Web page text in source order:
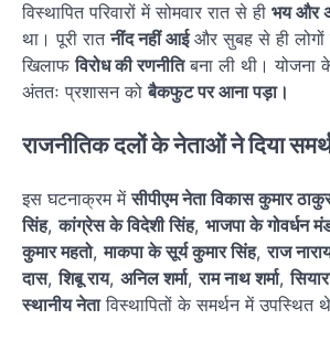
विस्थापित परिवारों में सोमवार रात से ही भय और
था। पूरी रातनींद नहीं आईऔर सुबह से ही
खिलाफविरोध की रणनीतिबना ली थी।
अंततः प्रशासन कोबैकफुट पर आना पड़ा।
राजनीतिक दलों के नेताओं ने दिया
इस घटनाक्रम मेंसीपीएम नेता विकास कुमार
सिंह,कांग्रेस के विदेशी सिंह, भाजपा के गोवर्धन
कुमार महतो,माकपा के सूर्य कुमार सिंह,राज
दास,शिबू राय, अनिल शर्मा,राम नाथ शर्मा,
स्थानीय नेताविस्थापितों के समर्थन में उपस्थित